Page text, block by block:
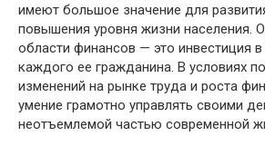
имеют большое значение для
повышения уровня жизни населения.
области финансов — это инвестиция
каждого ее гражданина. В условиях
изменений на рынке труда и роста
умение грамотно управлять своими
неотъемлемой частью современной